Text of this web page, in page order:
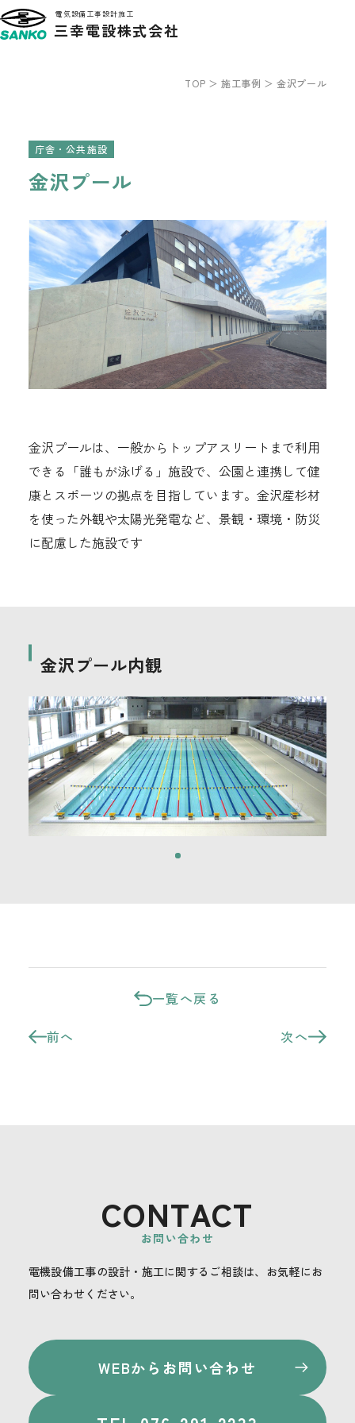
電気設備工事設計施工
三幸電設株式会社
TOP 施工事例 金沢プール
庁舎・公共施設
金沢プール
金沢プールは、一般からトップアスリートまで利用
できる「誰もが泳げる」施設で、公園と連携して健
康とスポーツの拠点を目指しています。金沢産杉材
を使った外観や太陽光発電など、景観・環境・防災
に配慮した施設です
金沢プール内観
前へ
一覧へ戻る
次へ
CONTACT
お問い合わせ
電機設備工事の設計・施工に関するご相談は、お気軽にお
問い合わせください。
WEBからお問い合わせ